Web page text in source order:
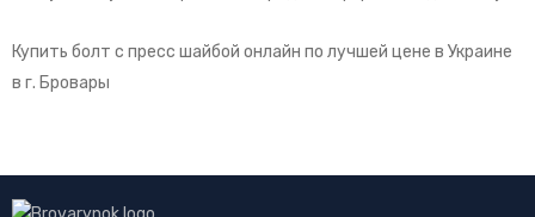
Купить болт с пресс шайбой онлайн по лучшей цене в Украине
в г. Бровары